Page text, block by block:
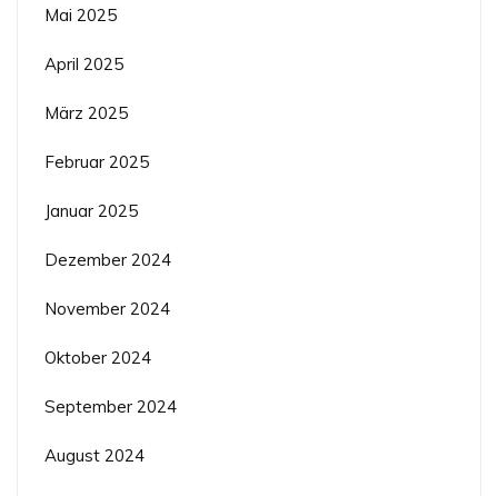
Mai 2025
April 2025
März 2025
Februar 2025
Januar 2025
Dezember 2024
November 2024
Oktober 2024
September 2024
August 2024